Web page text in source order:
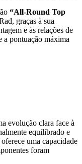
“All-Round Top
graças à sua
e às relações de
a pontuação máxima
evolução clara face à
equilibrado e
uma capacidade
foram